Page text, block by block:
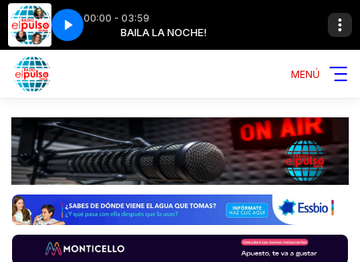
00:00 - 03:59
BAILA LA NOCHE!
Son Chico Trujillo - Tus Besos Son
MENÚ